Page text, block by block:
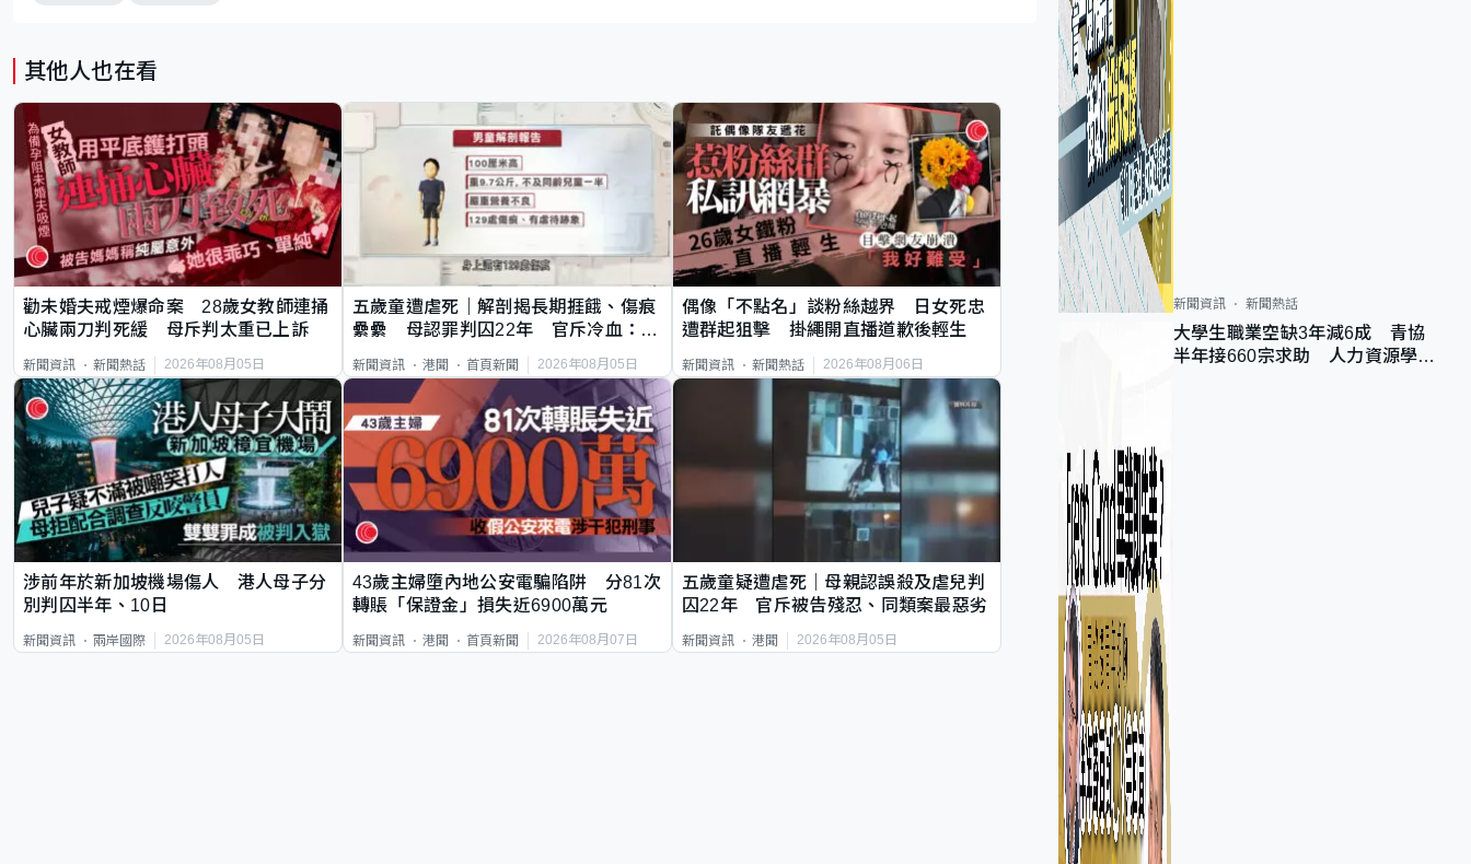
其他人也在看
勸未婚夫戒煙爆命案 28歲女教師連捅
心臟兩刀判死緩 母斥判太重已上訴
新聞資訊 新聞熱話 2026年08月05日
五歲童遭虐死｜解剖揭長期捱餓、傷痕
纍纍 母認罪判囚22年 官斥冷血：同
新聞資訊 港聞 首頁新聞 2026年08月05日
偶像「不點名」談粉絲越界 日女死忠
遭群起狙擊 掛繩開直播道歉後輕生
新聞資訊 新聞熱話 2026年08月06日
涉前年於新加坡機場傷人 港人母子分
別判囚半年、10日
新聞資訊 兩岸國際 2026年08月05日
43歲主婦墮內地公安電騙陷阱 分81次
轉賬「保證金」損失近6900萬元
新聞資訊 港聞 首頁新聞 2026年08月07日
五歲童疑遭虐死｜母親認誤殺及虐兒判
囚22年 官斥被告殘忍、同類案最惡劣
新聞資訊 港聞 2026年08月05日
新聞資訊 新聞熱話
大學生職業空缺3年減6成 青協
半年接660宗求助 人力資源學